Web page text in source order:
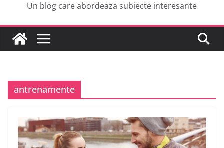
Un blog care abordeaza subiecte interesante
antrenamente